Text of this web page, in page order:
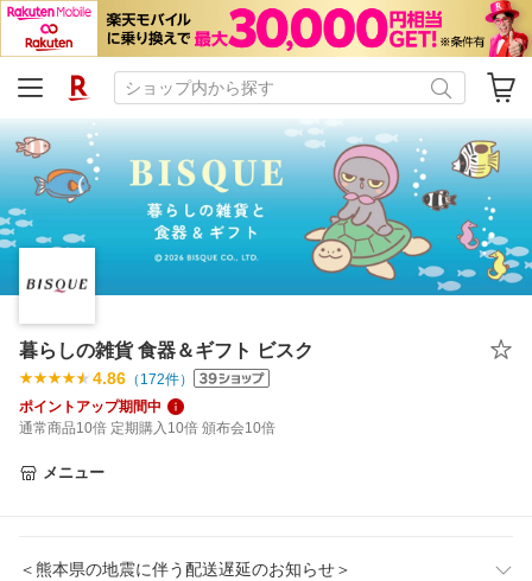
暮らしの雑貨 食器＆ギフト ビスク
4.86 （ 172件）
ポイントアップ期間中
通常商品10倍 定期購入10倍 頒布会10倍
メニュー
＜熊本県の地震に伴う配送遅延のお知らせ＞